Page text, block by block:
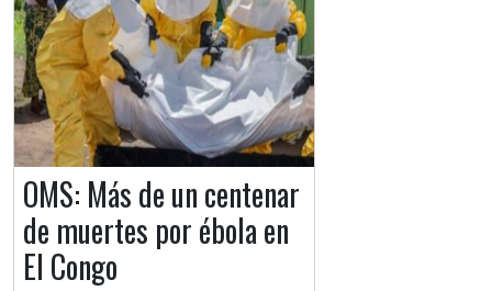
OMS: Más de un centenar
de muertes por ébola en
El Congo